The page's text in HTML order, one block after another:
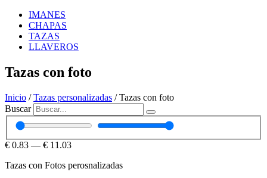
IMANES
CHAPAS
TAZAS
LLAVEROS
Tazas con foto
Inicio /Tazas personalizadas / Tazas con foto
Buscar
€ 0.83 — € 11.03
Tazas con Fotos perosnalizadas